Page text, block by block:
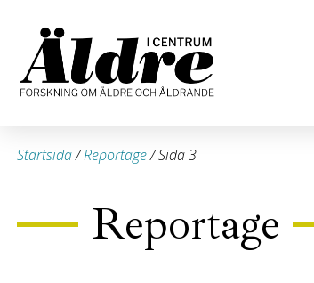
Startsida/Reportage/Sida 3
Reportage